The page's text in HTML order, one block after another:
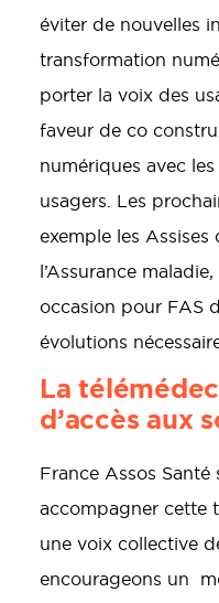
éviter de nouvelles
transformation
porter la voix des
faveur de co
numériques avec
usagers. Les
exemple les
l’Assurance
occasion pour FAS
évolutions
La
d’accès aux
France Assos
accompagner cette
une voix collective
encourageons un